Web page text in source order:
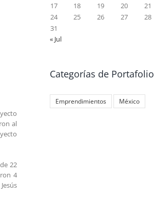
al
22
4
17
18 19 20 21
24
25 26 27 28
31
« Jul
Categorías de Portafolio
Emprendimientos México